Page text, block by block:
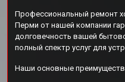
Профессиональный ремонт
Перми от нашей компании
долговечность вашей
полный спектр услуг для
Наши основные